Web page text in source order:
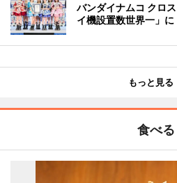
バンダイナムコ クロ
イ機設置数世界一」に
もっと見る
食べる